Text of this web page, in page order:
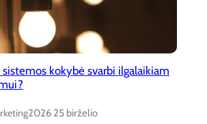
kokybė svarbi ilgalaikiam
2026 25 birželio